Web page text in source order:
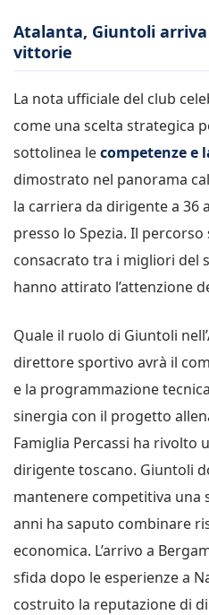
Atalanta, Giuntoli
vittorie
La nota ufficiale del club
come una scelta strategica
sottolinea lecompetenze e
dimostrato nel panorama
la carriera da dirigente a 36
presso lo Spezia. Il percorso
consacrato tra i migliori del
hanno attirato l’attenzione
Quale il ruolo di Giuntoli
direttore sportivo avrà il
e la programmazione
sinergia con il progetto
Famiglia Percassi ha rivolto
dirigente toscano. Giuntoli
mantenere competitiva una
anni ha saputo combinare
economica. L’arrivo a
sfida dopo le esperienze a
costruito la reputazione di